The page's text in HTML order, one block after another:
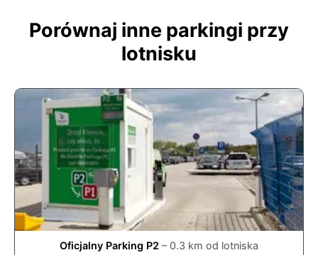
Porównaj inne parkingi przy
lotnisku
Oficjalny Parking P2 – 0.3 km od lotniska